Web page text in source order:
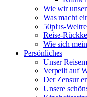
Wie wir
Was macht
50plus-
Reise-
Wie sich
Persönliches
Unser
Verpeilt auf
Der Zensur
Unsere